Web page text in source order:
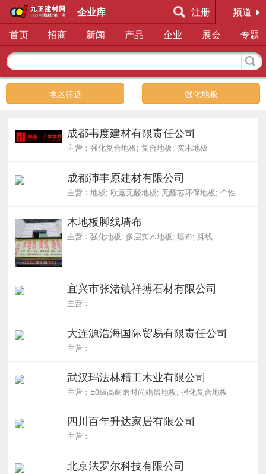
企业库 注册
频道
首页
招商 新闻 产品 企业 展会 专题
地区筛选 强化地板
成都韦度建材有限责任公司
主营：强化复合地板; 复合地板; 实木地板
成都沛丰原建材有限公司
主营：地板; 欧嘉无醛地板; 无醛芯环保地板; 个性定做生产; 无醛芯健康地板
木地板脚线墙布
主营：强化地板; 多层实木地板; 墙布; 脚线
宜兴市张渚镇祥搏石材有限公司
主营：
大连源浩海国际贸易有限责任公司
主营：
武汉玛法林精工木业有限公司
主营：E0级高耐磨时尚婚房地板; 强化复合地板
四川百年升达家居有限公司
主营：
北京法罗尔科技有限公司